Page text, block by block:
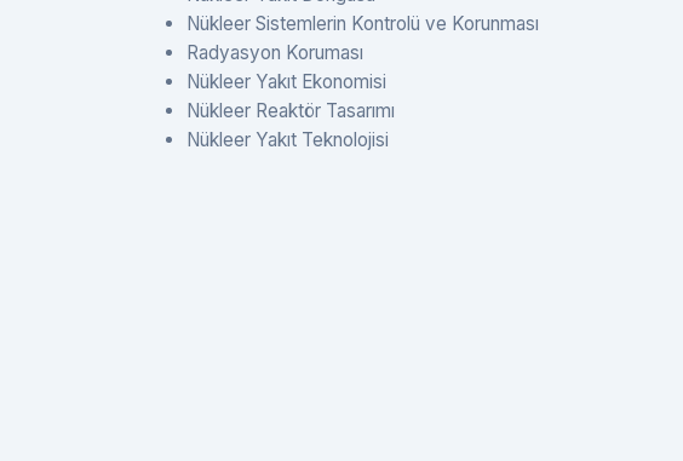
Nükleer Sistemlerin Kontrolü ve Korunması
Radyasyon Koruması
Nükleer Yakıt Ekonomisi
Nükleer Reaktör Tasarımı
Nükleer Yakıt Teknolojisi